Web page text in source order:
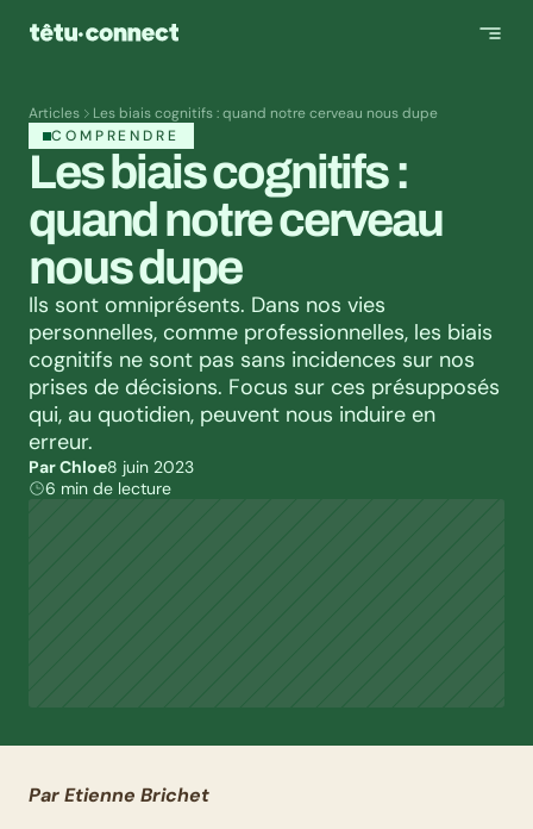
Articles
Les biais cognitifs : quand notre cerveau nous dupe
COMPRENDRE
Les biais cognitifs :
quand notre cerveau
nous dupe
Ils sont omniprésents. Dans nos vies
personnelles, comme professionnelles, les biais
cognitifs ne sont pas sans incidences sur nos
prises de décisions. Focus sur ces présupposés
qui, au quotidien, peuvent nous induire en
erreur.
Par Chloe8 juin 2023
6 min de lecture
Par Etienne Brichet